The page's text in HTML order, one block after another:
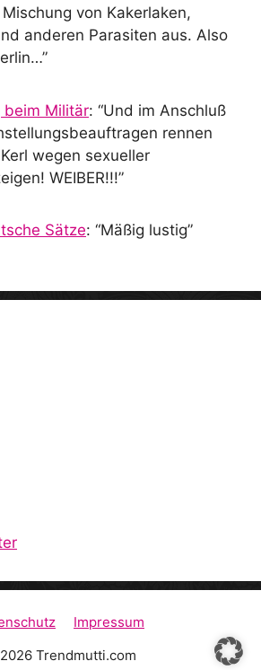
von Kakerlaken,
anderen Parasiten aus. Also
”
beim Militär: “Und im Anschluß
rennen
wegen sexueller
WEIBER!!!”
Sätze: “Mäßig lustig”
Impressum
Trendmutti.com